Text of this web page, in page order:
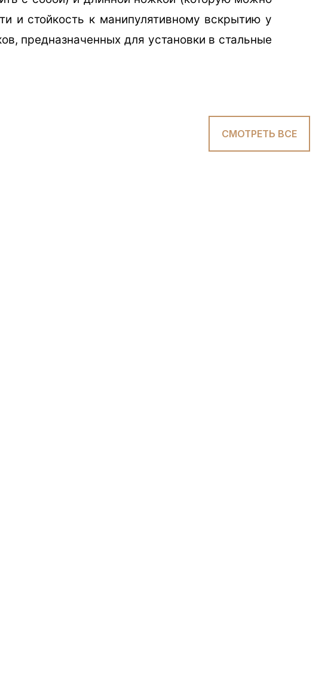
и стойкость к манипулятивному вскрытию у
предназначенных для установки в стальные
СМОТРЕТЬ ВСЕ